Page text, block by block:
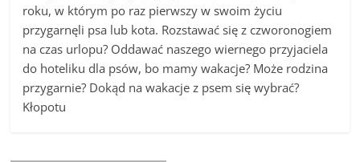
roku, w którym po raz pierwszy w swoim życiu
przygarnęli psa lub kota. Rozstawać się z czworonogiem
na czas urlopu? Oddawać naszego wiernego przyjaciela
do hoteliku dla psów, bo mamy wakacje? Może rodzina
przygarnie? Dokąd na wakacje z psem się wybrać?
Kłopotu